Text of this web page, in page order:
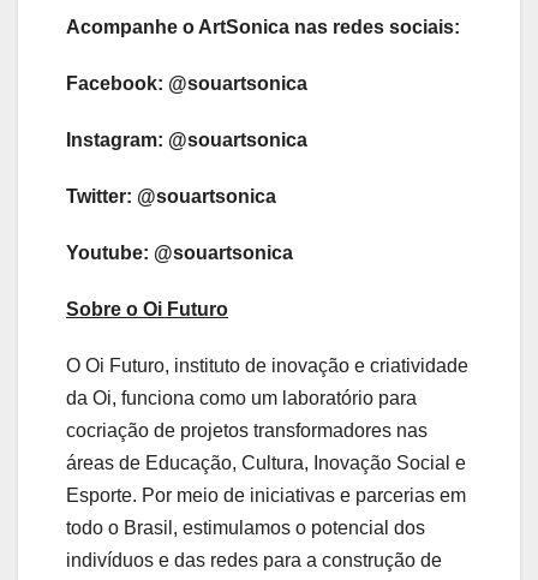
Acompanhe o ArtSonica nas redes sociais:
Facebook: @souartsonica
Instagram: @souartsonica
Twitter: @souartsonica
Youtube: @souartsonica
Sobre o Oi Futuro
O Oi Futuro, instituto de inovação e criatividade
da Oi, funciona como um laboratório para
cocriação de projetos transformadores nas
áreas de Educação, Cultura, Inovação Social e
Esporte. Por meio de iniciativas e parcerias em
todo o Brasil, estimulamos o potencial dos
indivíduos e das redes para a construção de